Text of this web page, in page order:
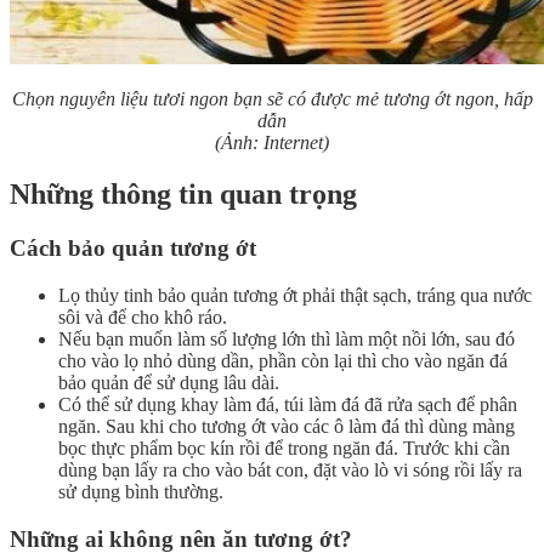
Chọn nguyên liệu tươi ngon bạn sẽ có được mẻ tương ớt ngon, hấp
dẫn
(Ảnh: Internet)
Những thông tin quan trọng
Cách bảo quản tương ớt
Lọ thủy tinh bảo quản tương ớt phải thật sạch, tráng qua nước
sôi và để cho khô ráo.
Nếu bạn muốn làm số lượng lớn thì làm một nồi lớn, sau đó
cho vào lọ nhỏ dùng dần, phần còn lại thì cho vào ngăn đá
bảo quản để sử dụng lâu dài.
Có thể sử dụng khay làm đá, túi làm đá đã rửa sạch để phân
ngăn. Sau khi cho tương ớt vào các ô làm đá thì dùng màng
bọc thực phẩm bọc kín rồi để trong ngăn đá. Trước khi cần
dùng bạn lấy ra cho vào bát con, đặt vào lò vi sóng rồi lấy ra
sử dụng bình thường.
Những ai không nên ăn tương ớt?